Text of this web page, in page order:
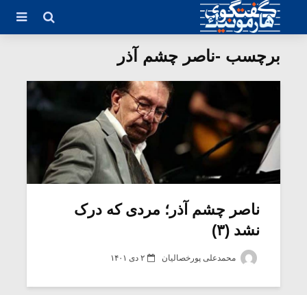
برچسب -ناصر چشم آذر
ناصر چشم آذر؛ مردی که درک
نشد (۳)
محمدعلی پورخصالیان ۲ دی ۱۴۰۱